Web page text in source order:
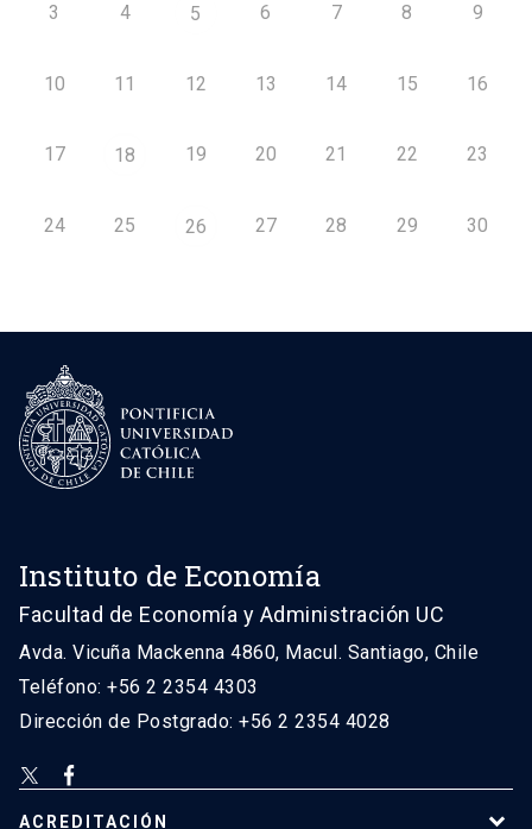
3 4 5 6 7 8 9
10 11 12 13 14 15 16
17 18 19 20 21 22 23
24 25 26 27 28 29 30
Instituto de Economía
Facultad de Economía y Administración UC
Avda. Vicuña Mackenna 4860, Macul. Santiago, Chile
Teléfono: +56 2 2354 4303
Dirección de Postgrado: +56 2 2354 4028
ACREDITACIÓN